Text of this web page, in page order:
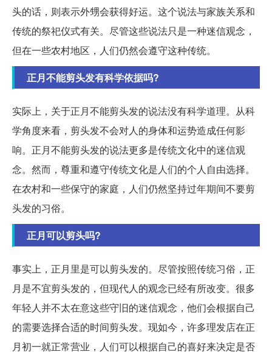
头的话，则表示外甥会获得好运。这个说法与家族关系和
传统的祭祀仪式有关。尽管这些说法只是一种迷信观念，
但在一些农村地区，人们仍然会遵守这种传统。
正月不能剪头发有科学依据吗?
实际上，关于正月不能剪头发的说法没有科学道理。从科
学角度来看，剪头发不会对人的身体和运势造成任何影
响。正月不能剪头发的说法更多是传统文化中的迷信观
念。然而，尊重和遵守传统文化是人们的个人自由选择。
在农村和一些保守的家庭，人们仍然坚持过年期间不要剪
头发的习俗。
正月可以剪头吗?
事实上，正月里是可以剪头发的。尽管按照传统习俗，正
月是不宜剪头发的，但现代人的观念已经有所改变。很多
年轻人并不太在意这些守旧的迷信观念，他们会根据自己
的需要选择合适的时间剪头发。现如今，许多理发店在正
月初一就正常营业，人们可以根据自己的喜好来决定是否